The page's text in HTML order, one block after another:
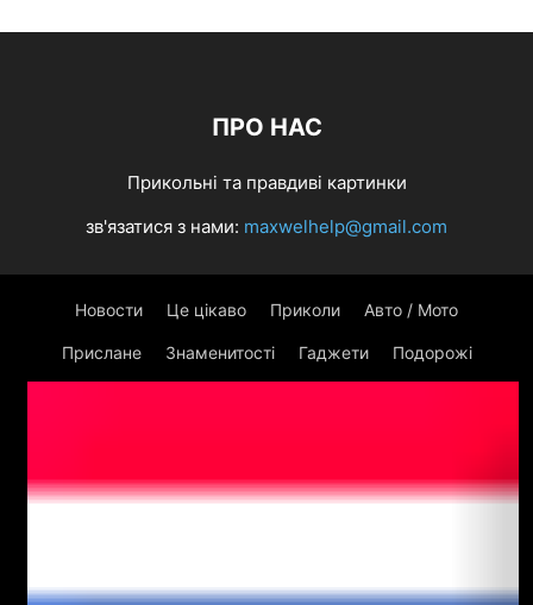
ПРО НАС
Прикольні та правдиві картинки
зв'язатися з нами: maxwelhelp@gmail.com
Новости Це цікаво Приколи Авто / Мото
Прислане Знаменитості Гаджети Подорожі